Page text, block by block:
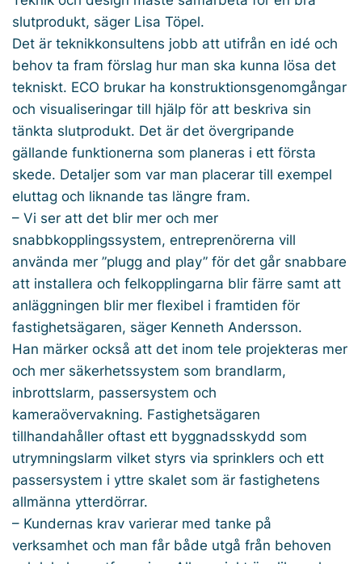
slutprodukt, säger Lisa Töpel.
Det är teknikkonsultens jobb att utifrån en idé och
behov ta fram förslag hur man ska kunna lösa det
tekniskt. ECO brukar ha konstruktionsgenomgångar
och visualiseringar till hjälp för att beskriva sin
tänkta slutprodukt. Det är det övergripande
gällande funktionerna som planeras i ett första
skede. Detaljer som var man placerar till exempel
eluttag och liknande tas längre fram.
– Vi ser att det blir mer och mer
snabbkopplingssystem, entreprenörerna vill
använda mer ”plugg and play” för det går snabbare
att installera och felkopplingarna blir färre samt att
anläggningen blir mer flexibel i framtiden för
fastighetsägaren, säger Kenneth Andersson.
Han märker också att det inom tele projekteras mer
och mer säkerhetssystem som brandlarm,
inbrottslarm, passersystem och
kameraövervakning. Fastighetsägaren
tillhandahåller oftast ett byggnadsskydd som
utrymningslarm vilket styrs via sprinklers och ett
passersystem i yttre skalet som är fastighetens
allmänna ytterdörrar.
– Kundernas krav varierar med tanke på
verksamhet och man får både utgå från behoven